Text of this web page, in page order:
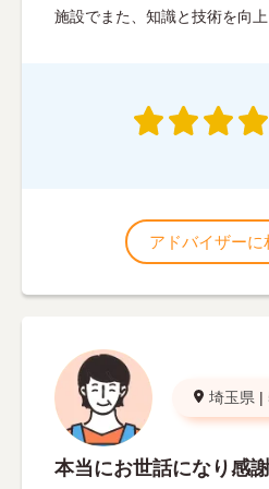
施設でまた、知識と技術を向上
アドバイザーに
埼玉県 |
本当にお世話になり感